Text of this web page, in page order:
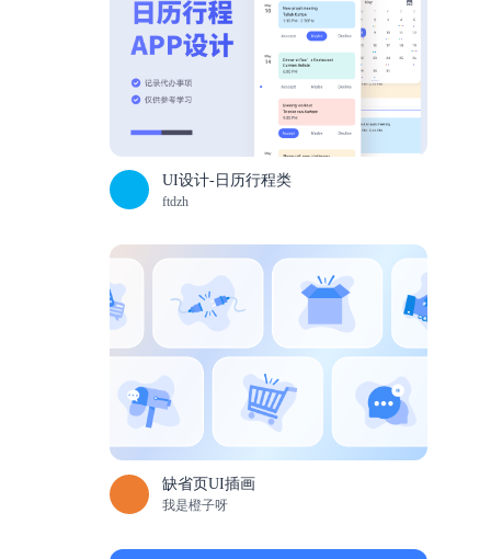
UI设计-日历行程类
ftdzh
缺省页UI插画
我是橙子呀